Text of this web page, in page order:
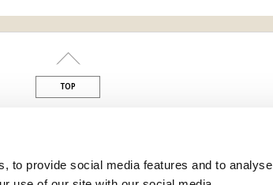
to provide social media features and to analyse
TOP